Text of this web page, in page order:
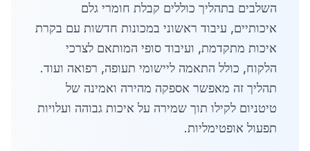
השלבים בתהליך כוללים קבלת חומרי גלם
איכותיים, עיבוד ראשוני במכונות חדשות עם בקרת
איכות מתקדמת, ועיבוד סופי המותאם לצרכי
הלקוח, כולל התאמה ליישומי תעופה, רפואה ועוד.
תהליך זה מאפשר אספקה מהירה ואמינה של
טיטניום לקילו תוך שמירה על איכות גבוהה ועלויות
תפעול אופטימליות.